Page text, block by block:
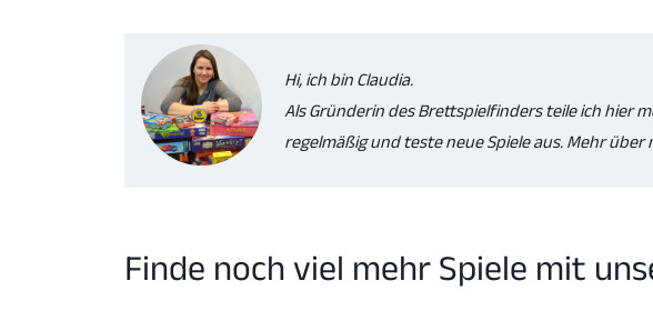
Hi, ich bin Claudia.
Als Gründerin des Brettspielfinders teile ich hier
regelmäßig und teste neue Spiele aus. Mehr
Finde noch viel mehr Spiele mit